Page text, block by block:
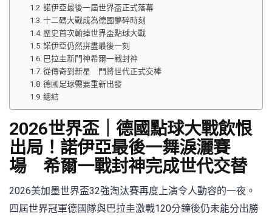
諾伊亞最後一屆世界盃正式落幕
十二碼大戰成為德國夢碎時刻
歷史首次輸掉世界盃點球大戰
諾伊亞仍然拼盡最後一刻
巴拉圭新門神希爾一戰封神
從傳奇到新星 門將世代正式交棒
德國足球需要重新出發
總結
2026世界盃｜德國點球大戰飲恨
出局！諾伊亞最後一舞淚灑賽
場 希爾一戰封神完成世代交替
2026美加墨世界盃32強淘汰賽再度上演令人動容的一夜。
四屆世界冠軍德國隊與巴拉圭激戰120分鐘後仍未能分出勝